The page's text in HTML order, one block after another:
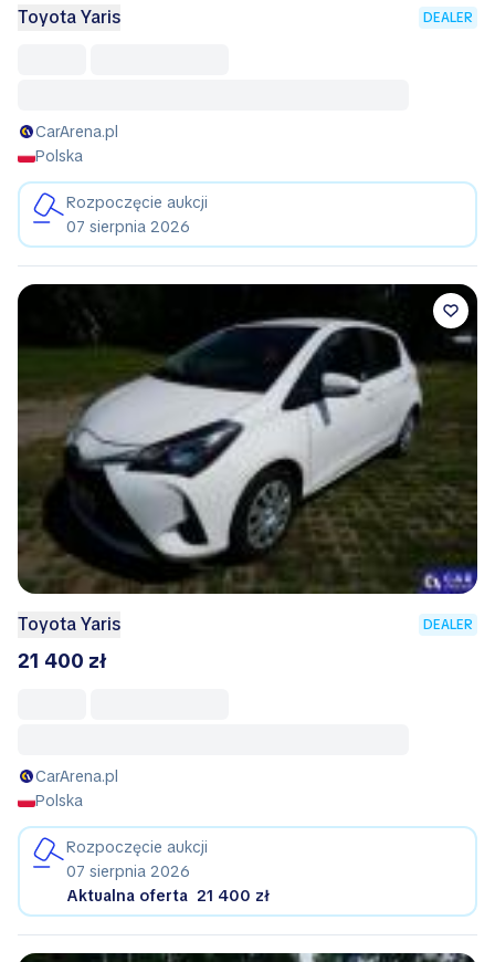
Toyota Yaris DEALER
CarArena.pl
Polska
Rozpoczęcie aukcji
07 sierpnia 2026
Toyota Yaris DEALER
21 400 zł
CarArena.pl
Polska
Rozpoczęcie aukcji
07 sierpnia 2026
Aktualna oferta 21 400 zł